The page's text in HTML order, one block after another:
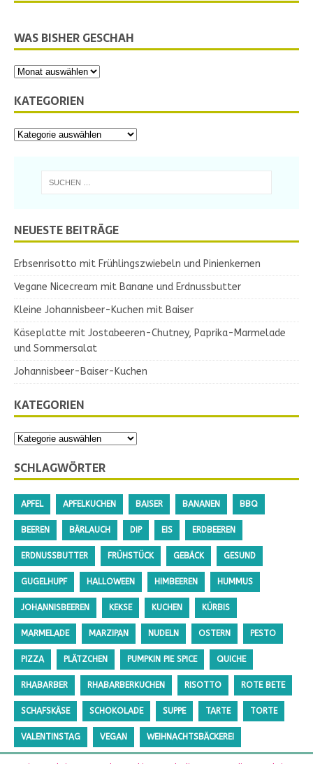
WAS BISHER GESCHAH
KATEGORIEN
NEUESTE BEITRÄGE
Erbsenrisotto mit Frühlingszwiebeln und Pinienkernen
Vegane Nicecream mit Banane und Erdnussbutter
Kleine Johannisbeer-Kuchen mit Baiser
Käseplatte mit Jostabeeren-Chutney, Paprika-Marmelade
und Sommersalat
Johannisbeer-Baiser-Kuchen
KATEGORIEN
SCHLAGWÖRTER
APFEL APFELKUCHEN BAISER BANANEN BBQ
BEEREN BÄRLAUCH DIP EIS ERDBEEREN
ERDNUSSBUTTER FRÜHSTÜCK GEBÄCK GESUND
GUGELHUPF HALLOWEEN HIMBEEREN HUMMUS
JOHANNISBEEREN KEKSE KUCHEN KÜRBIS
MARMELADE MARZIPAN NUDELN OSTERN PESTO
PIZZA PLÄTZCHEN PUMPKIN PIE SPICE QUICHE
RHABARBER RHABARBERKUCHEN RISOTTO ROTE BETE
SCHAFSKÄSE SCHOKOLADE SUPPE TARTE TORTE
VALENTINSTAG VEGAN WEIHNACHTSBÄCKEREI